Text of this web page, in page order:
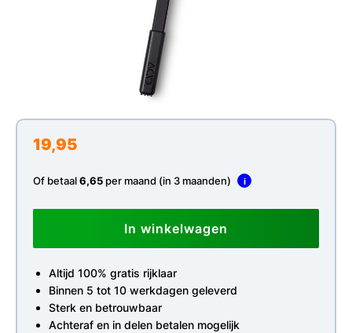
19,95
Of betaal6,65 per maand (in 3 maanden) i
In winkelwagen
Altijd 100% gratis rijklaar
Binnen 5 tot 10 werkdagen geleverd
Sterk en betrouwbaar
Achteraf en in delen betalen mogelijk